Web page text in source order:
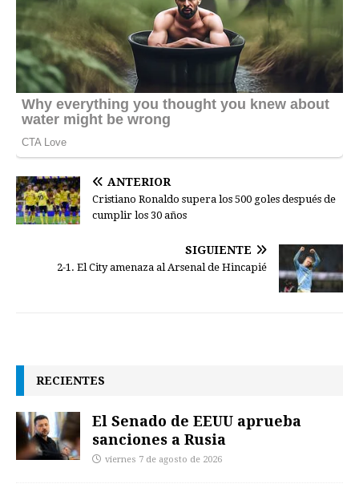
ANTERIOR
Cristiano Ronaldo supera los 500 goles después de
cumplir los 30 años
SIGUIENTE
2-1. El City amenaza al Arsenal de Hincapié
RECIENTES
El Senado de EEUU aprueba
sanciones a Rusia
viernes 7 de agosto de 2026